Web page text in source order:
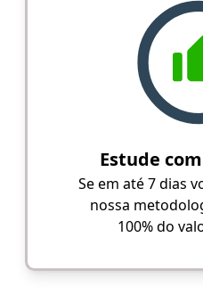
Estude
Se em até 7 dias
nossa
100% do